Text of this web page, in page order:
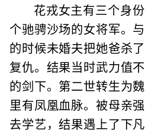
花戎女主有三个身
个驰骋沙场的女将军。
的时候未婚夫把她爸杀
复仇。结果当时武力值
的剑下。第二世转生为
里有凤凰血脉。被母亲
去学艺，结果遇上了下